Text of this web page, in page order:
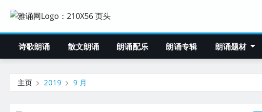
诗歌朗诵 散文朗诵 朗诵配乐 朗诵专辑 朗诵题材
主页 2019 9 月